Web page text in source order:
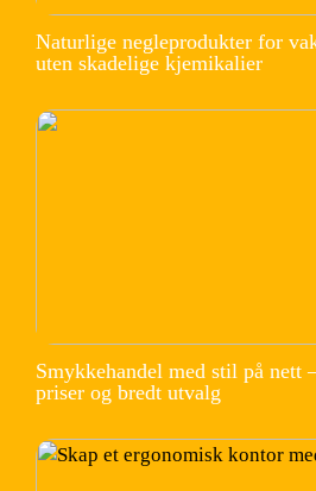
Naturlige negleprodukter for
uten skadelige kjemikalier
Smykkehandel med stil på nett
priser og bredt utvalg